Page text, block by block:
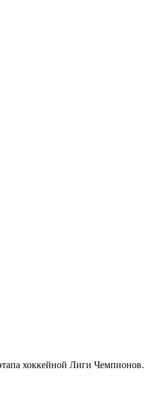
хоккейной Лиги Чемпионов.